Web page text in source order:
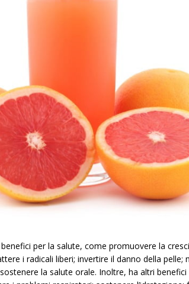
per la salute, come promuovere la
i radicali liberi; invertire il danno della pelle;
la salute orale. Inoltre, ha altri